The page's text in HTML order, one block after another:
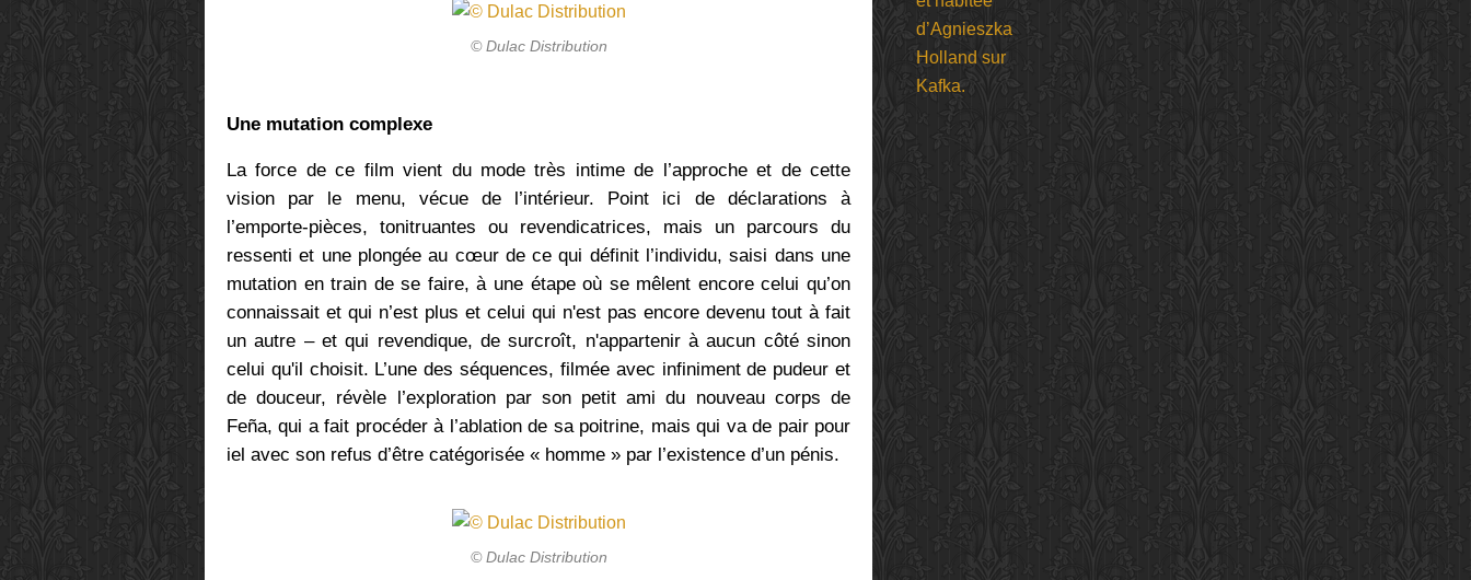
© Dulac Distribution
Une mutation complexe
La force de ce film vient du mode très intime de l’approche et de cette
vision par le menu, vécue de l’intérieur. Point ici de déclarations à
l’emporte-pièces, tonitruantes ou revendicatrices, mais un parcours du
ressenti et une plongée au cœur de ce qui définit l’individu, saisi dans une
mutation en train de se faire, à une étape où se mêlent encore celui qu’on
connaissait et qui n’est plus et celui qui n'est pas encore devenu tout à fait
un autre – et qui revendique, de surcroît, n'appartenir à aucun côté sinon
celui qu'il choisit. L’une des séquences, filmée avec infiniment de pudeur et
de douceur, révèle l’exploration par son petit ami du nouveau corps de
Feña, qui a fait procéder à l’ablation de sa poitrine, mais qui va de pair pour
iel avec son refus d’être catégorisée « homme » par l’existence d’un pénis.
© Dulac Distribution